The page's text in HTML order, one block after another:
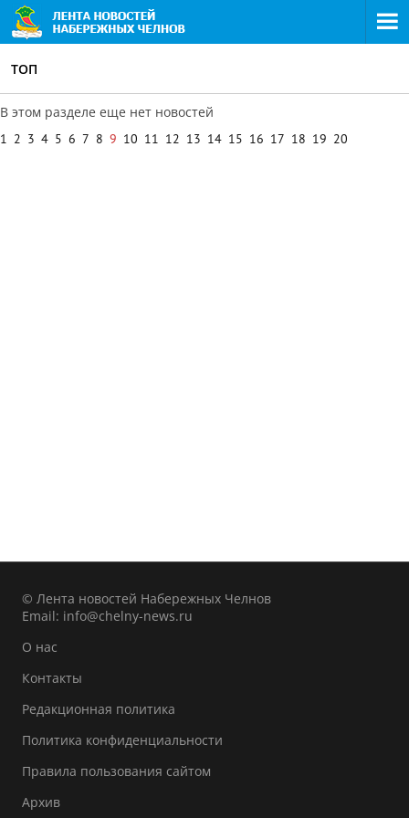
ТОП
В этом разделе еще нет новостей
1 2 3 4 5 6 7 8 9 10 11 12 13 14 15 16 17 18 19 20
© Лента новостей Набережных Челнов
Email: info@chelny-news.ru
О нас
Контакты
Редакционная политика
Политика конфиденциальности
Правила пользования сайтом
Архив